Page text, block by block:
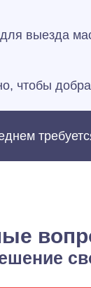
выезда
чтобы